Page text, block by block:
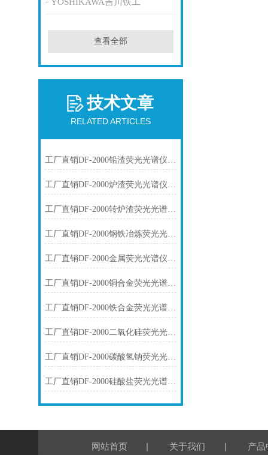
查看全部
技术文章
RELATED ARTICLES
工厂直销DF-2000铅渣荧光光谱仪技术参数
工厂直销DF-2000炉渣荧光光谱仪技术参数
工厂直销DF-2000转炉渣荧光光谱仪技术参数
工厂直销DF-2000钢铁冶炼荧光光谱仪技术参数
工厂直销DF-2000金属荧光光谱仪技术参数
工厂直销DF-2000铜合金荧光光谱仪技术参数
工厂直销DF-2000铁合金荧光光谱仪技术参数
工厂直销DF-2000二氧化硅荧光光谱仪技术参数
工厂直销DF-2000碳酸氢钠荧光光谱仪技术参数
工厂直销DF-2000硅酸盐荧光光谱仪技术参数
网站首页 | 关于我们 | 产品